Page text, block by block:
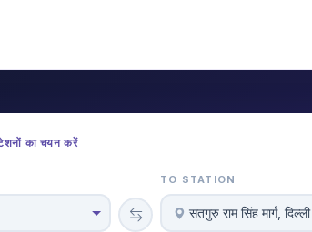
का चयन करें
TO STATION
सतगुरु राम सिंह मार्ग, दिल्ली